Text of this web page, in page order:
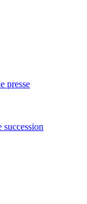
presse
succession